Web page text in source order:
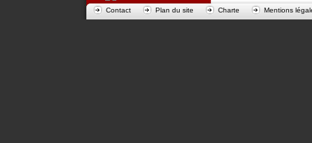
Contact Plan du site Charte Mentions